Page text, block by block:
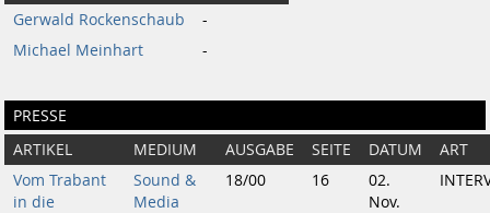
Gerwald Rockenschaub
-
Michael Meinhart
-
PRESSE
ARTIKEL MEDIUM AUSGABE SEITE DATUM
ART
Vom Trabant
in die
Sound &
Media
18/00 16
02.
Nov.